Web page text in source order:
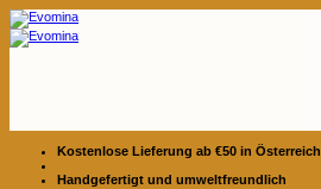
Zum
Inhalt
springen
Kostenlose Lieferung ab €50 in Österreich
Handgefertigt und umweltfreundlich